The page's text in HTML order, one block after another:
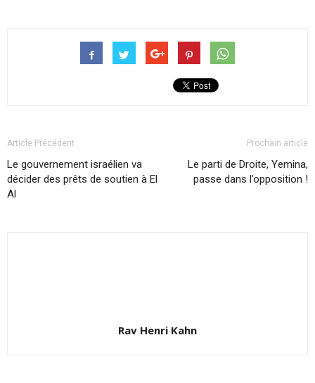
Article Précédent
Le gouvernement israélien va
décider des prêts de soutien à El
Al
Prochain article
Le parti de Droite, Yemina,
passe dans l’opposition !
Rav Henri Kahn